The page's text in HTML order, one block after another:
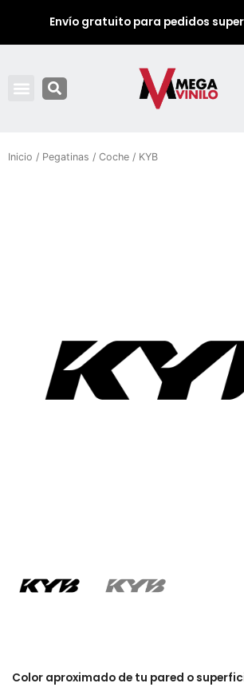
Envío gratuito para pedidos
Inicio / Pegatinas / Coche / KYB
Color aproximado de tu pared o